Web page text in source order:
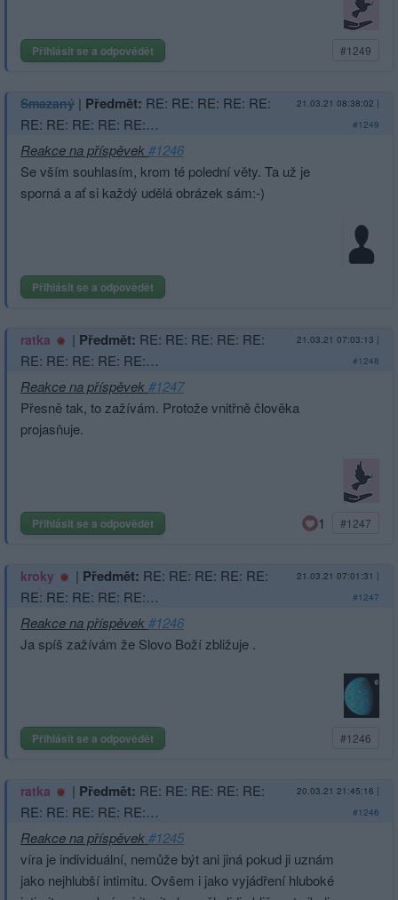
Přihlásit se a odpovědět #1249
Smazaný | Předmět: RE: RE: RE: RE: RE:
RE: RE: RE: RE: RE:…
21.03.21 08:38:02 |
#1249
Reakce na příspěvek#1246
Se vším souhlasím, krom té polední věty. Ta už je
sporná a ať si každý udělá obrázek sám:-)
Přihlásit se a odpovědět
ratka | Předmět: RE: RE: RE: RE: RE:
RE: RE: RE: RE: RE:…
21.03.21 07:03:13 |
#1248
Reakce na příspěvek#1247
Přesně tak, to zažívám. Protože vnitřně člověka
projasňuje.
Přihlásit se a odpovědět 1 #1247
kroky | Předmět: RE: RE: RE: RE: RE:
RE: RE: RE: RE: RE:…
21.03.21 07:01:31 |
#1247
Reakce na příspěvek#1246
Ja spíš zažívám že Slovo Boží zbližuje .
Přihlásit se a odpovědět #1246
ratka | Předmět: RE: RE: RE: RE: RE:
RE: RE: RE: RE: RE:…
20.03.21 21:45:16 |
#1246
Reakce na příspěvek#1245
víra je individuální, nemůže být ani jiná pokud ji uznám
jako nejhlubší intimitu. Ovšem i jako vyjádření hluboké